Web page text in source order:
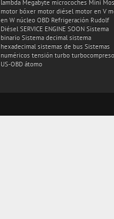
lambda Megabyte microcoches Mini
motor bóxer motor diésel motor en V
en W núcleo OBD Refrigeración Rudolf
Diésel SERVICE ENGINE SOON Sistema
binario Sistema decimal sistema
hexadecimal sistemas de bus Sistemas
numéricos tensión turbo
US-OBD átomo